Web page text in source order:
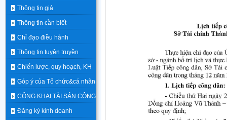
Thông tin giá
Thông tin cần biết
Chỉ đạo điều hành
Thông tin tuyên truyền
Chiến lược, quy hoạch, KH
Góp ý của Tổ chức&cá nhân
CÔNG KHAI TÀI SẢN CÔNG
Đăng ký kinh doanh